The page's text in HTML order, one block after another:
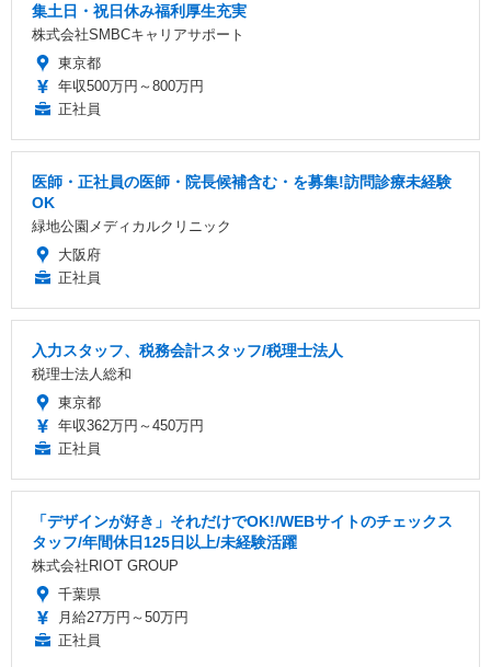
集土日・祝日休み福利厚生充実
株式会社SMBCキャリアサポート
東京都
年収500万円～800万円
正社員
医師・正社員の医師・院長候補含む・を募集!訪問診療未経験
OK
緑地公園メディカルクリニック
大阪府
正社員
入力スタッフ、税務会計スタッフ/税理士法人
税理士法人総和
東京都
年収362万円～450万円
正社員
「デザインが好き」それだけでOK!/WEBサイトのチェックス
タッフ/年間休日125日以上/未経験活躍
株式会社RIOT GROUP
千葉県
月給27万円～50万円
正社員